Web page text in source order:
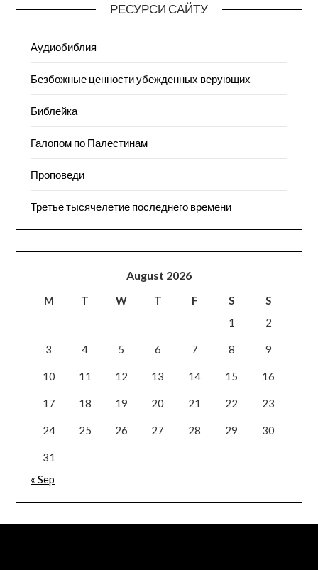
РЕСУРСИ САЙТУ
Аудиобиблия
Безбожные ценности убежденных верующих
Библейка
Галопом по Палестинам
Проповеди
Третье тысячелетие последнего времени
August 2026
M T W T F S
S
1
2
3 4 5 6 7 8 9
10 11 12 13 14 15 16
17 18 19 20 21 22 23
24 25 26 27 28 29 30
31
« Sep